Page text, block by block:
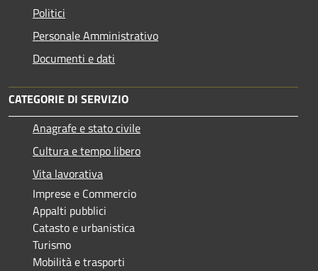
Politici
Personale Amministrativo
Documenti e dati
CATEGORIE DI SERVIZIO
Anagrafe e stato civile
Cultura e tempo libero
Vita lavorativa
Imprese e Commercio
Appalti pubblici
Catasto e urbanistica
Turismo
Mobilità e trasporti